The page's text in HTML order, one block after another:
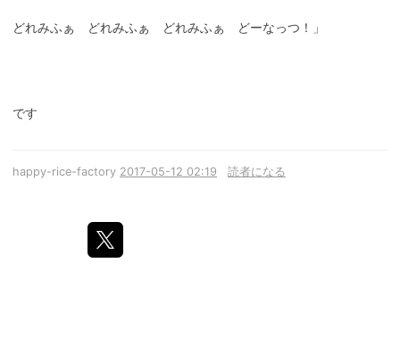
どれみふぁ どれみふぁ どれみふぁ どーなっつ！」
です
happy-rice-factory 2017-05-12 02:19 読者になる